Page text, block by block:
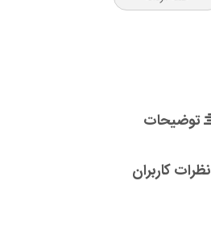
توضیحات
نظرات کاربران